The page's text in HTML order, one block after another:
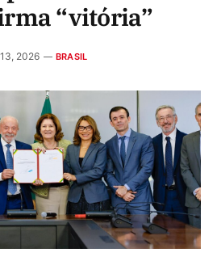
“vitória”
2026 BRASIL